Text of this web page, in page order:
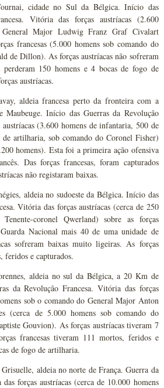
cidade no Sul da Bélgica. Início das
Vitória das forças austríacas (2.600
General Major Ludwig Franz Graf Civalart
francesas (5.000 homens sob comando do
de Dillon). As forças austríacas não sofreram
perderam 150 homens e 4 bocas de fogo de
austríacas.
aldeia francesa perto da fronteira com a
Início das Guerras da Revolução
(3.600 homens de infantaria, 500 de
artilharia, sob comando do Coronel Fisher)
homens). Esta foi a primeira ação ofensiva
Das forças francesas, foram capturados
não registaram baixas.
aldeia no sudoeste da Bélgica. Início das
Vitória das forças austríacas (cerca de 250
coronel Qwerland) sobre as forças
Nacional mais 40 de uma unidade de
sofreram baixas muito ligeiras. As forças
feridos e capturados.
aldeia no sul da Bélgica, a 20 Km de
da Revolução Francesa. Vitória das forças
sob o comando do General Major Anton
(cerca de 5.000 homens sob comando do
Gouvion). As forças austríacas tiveram 7
francesas tiveram 111 mortos, feridos e
de fogo de artilharia.
aldeia no norte de França. Guerra da
forças austríacas (cerca de 10.000 homens